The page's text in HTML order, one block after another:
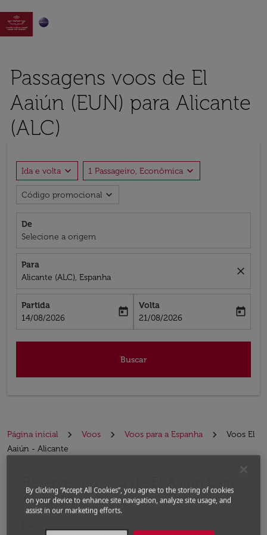

Passagens voos de El
Aaiún (EUN) para Alicante
(ALC)
Ida e volta expand_more 1 Passageiro, Econômica expand_more
Código promocional expand_more
De
Selecione a origem
Para
Alicante (ALC), Espanha
close
Partida
fc-booking-departure-date-aria-label
14/08/2026
today
Volta
fc-booking-return-date-aria-label
21/08/2026
today
Buscar
Página inicial Voos Voos para a Espanha
Voos El
Aaiún - Alicante
Reserve seu voo de El Aaiún para
Alicante
By clicking “Accept All Cookies”, you agree to the storing of cookies
on your device to enhance site navigation, analyze site usage, and
assist in our marketing efforts.